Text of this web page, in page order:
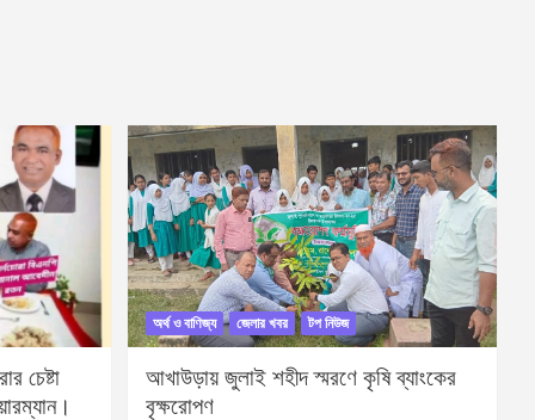
চেষ্টা
অর্থ ও বাণিজ্য জেলার খবর টপ নিউজ
আখাউড়ায় জুলাই শহীদ স্মরণে কৃষি ব্যাংকের
বৃক্ষরোপণ